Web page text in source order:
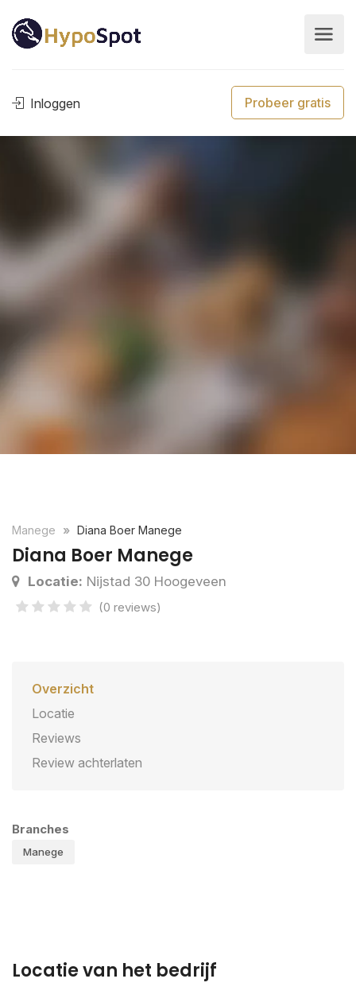
Inloggen Probeer gratis
Manege Diana Boer Manege
Diana Boer Manege
Locatie: Nijstad 30 Hoogeveen
(0 reviews)
Overzicht
Locatie
Reviews
Review achterlaten
Branches
Manege
Locatie van het bedrijf